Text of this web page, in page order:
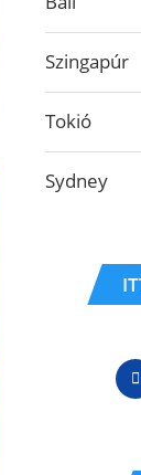
Szingapúr
Tokió
Sydney